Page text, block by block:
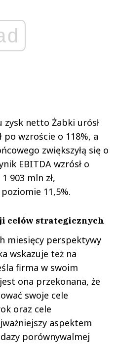
zysk netto Żabki urósł
po wzroście o 118%, a
zwiększyłą się o
EBITDA wzrósł o
903 mln zł,
11,5%.
celów strategicznych
miesięcy perspektywy
wskazuje też na
firma w swoim
ona przekonana, że
swoje cele
oraz cele
aspektem
porównywalmej